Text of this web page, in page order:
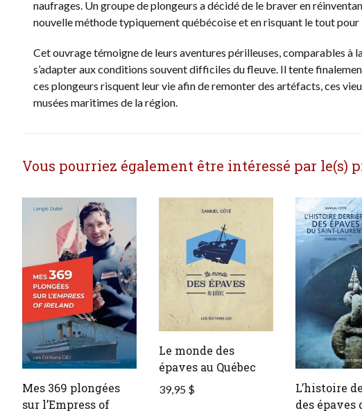
naufrages. Un groupe de plongeurs a décidé de le braver en
nouvelle méthode typiquement québécoise et en risquant le tout
Cet ouvrage témoigne de leurs aventures périlleuses, comparables à
s’adapter aux conditions souvent difficiles du fleuve. Il tente
ces plongeurs risquent leur vie afin de remonter des artéfacts, ces
musées maritimes de la région.
Vous pourriez également être intéressé par le(s)
Mes 369 plongées
sur l’Empress of
Le monde des
épaves au Québec
39,95 $
L’histoire
des épaves